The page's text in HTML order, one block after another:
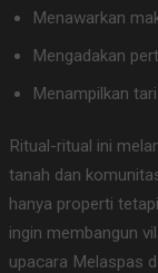
Menawarkan
Mengadakan
Menampilkan
Ritual-ritual ini
tanah dan
hanya properti
ingin membangun
upacara Melaspas